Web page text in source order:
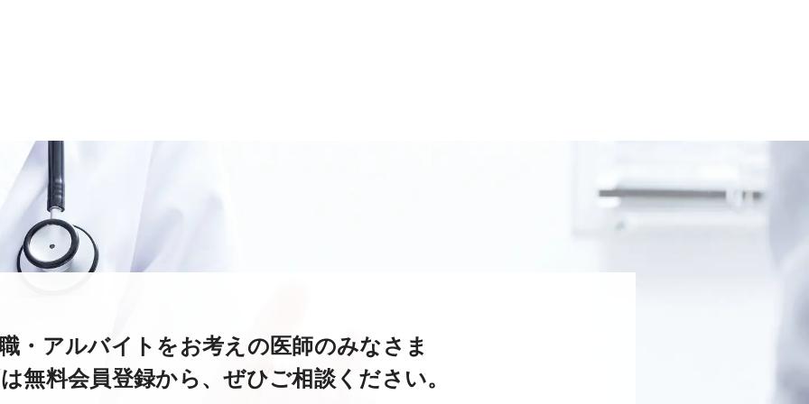
・アルバイトをお考えの医師のみなさま
無料会員登録から、ぜひご相談ください。